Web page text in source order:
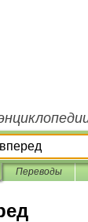
Переводы